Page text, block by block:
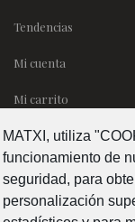
MATXI, utiliza
funcionamiento de
seguridad, para
personalización
Tendencias
Mi cuenta
Mi carrito
SÍGUENOS